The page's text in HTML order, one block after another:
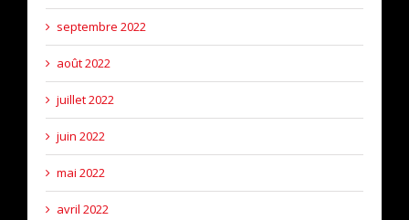
septembre 2022
août 2022
juillet 2022
juin 2022
mai 2022
avril 2022